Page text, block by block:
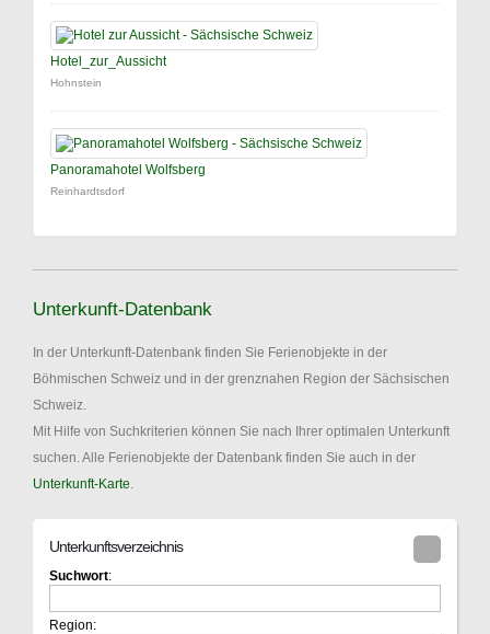
Hotel_zur_Aussicht
Hohnstein
Panoramahotel Wolfsberg
Reinhardtsdorf
Unterkunft-Datenbank
In der Unterkunft-Datenbank finden Sie Ferienobjekte in der
Böhmischen Schweiz und in der grenznahen Region der Sächsischen
Schweiz.
Mit Hilfe von Suchkriterien können Sie nach Ihrer optimalen Unterkunft
suchen. Alle Ferienobjekte der Datenbank finden Sie auch in der
Unterkunft-Karte
Unterkunftsverzeichnis
Suchwort:
Region: